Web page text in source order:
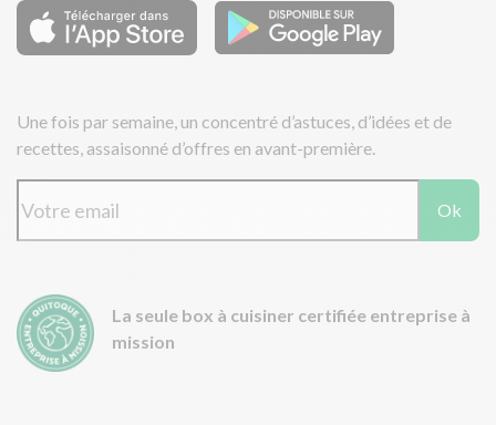
Une fois par semaine, un concentré d’astuces, d’idées et de
recettes, assaisonné d’offres en avant-première.
Ok
La seule box à cuisiner certifiée entreprise à
mission